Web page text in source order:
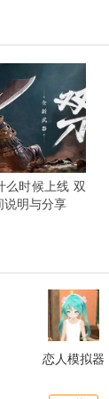
么时候上线 双
说明与分享
恋人模拟器